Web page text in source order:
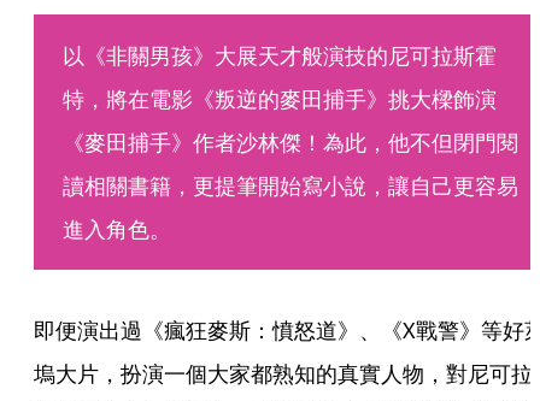
以《非關男孩》大展天才般演技的尼可拉斯霍
特，將在電影《叛逆的麥田捕手》挑大樑飾演
《麥田捕手》作者沙林傑！為此，他不但閉門閱
讀相關書籍，更提筆開始寫小說，讓自己更容易
進入角色。
即便演出過《瘋狂麥斯：憤怒道》、《X戰警》等好
塢大片，扮演一個大家都熟知的真實人物，對尼可拉